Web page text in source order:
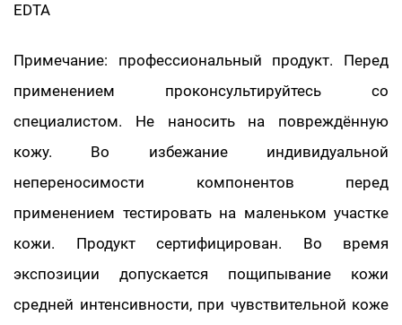
EDTA
Примечание: профессиональный продукт. Перед
применением проконсультируйтесь со
специалистом. Не наносить на повреждённую
кожу. Во избежание индивидуальной
непереносимости компонентов перед
применением тестировать на маленьком участке
кожи. Продукт сертифицирован. Во время
экспозиции допускается пощипывание кожи
средней интенсивности, при чувствительной коже